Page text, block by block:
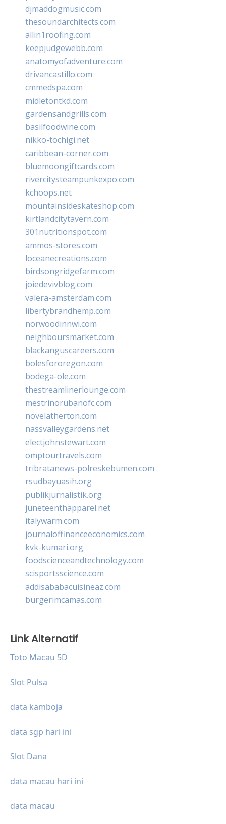
djmaddogmusic.com
thesoundarchitects.com
allin1roofing.com
keepjudgewebb.com
anatomyofadventure.com
drivancastillo.com
cmmedspa.com
midletontkd.com
gardensandgrills.com
basilfoodwine.com
nikko-tochigi.net
caribbean-corner.com
bluemoongiftcards.com
rivercitysteampunkexpo.com
kchoops.net
mountainsideskateshop.com
kirtlandcitytavern.com
301nutritionspot.com
ammos-stores.com
loceanecreations.com
birdsongridgefarm.com
joiedevivblog.com
valera-amsterdam.com
libertybrandhemp.com
norwoodinnwi.com
neighboursmarket.com
blackanguscareers.com
bolesfororegon.com
bodega-ole.com
thestreamlinerlounge.com
mestrinorubanofc.com
novelatherton.com
nassvalleygardens.net
electjohnstewart.com
omptourtravels.com
tribratanews-polreskebumen.com
rsudbayuasih.org
publikjurnalistik.org
juneteenthapparel.net
italywarm.com
journaloffinanceeconomics.com
kvk-kumari.org
foodscienceandtechnology.com
scisportsscience.com
addisababacuisineaz.com
burgerimcamas.com
Link Alternatif
Toto Macau 5D
Slot Pulsa
data kamboja
data sgp hari ini
Slot Dana
data macau hari ini
data macau